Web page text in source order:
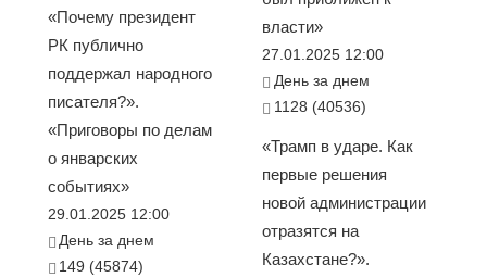
«Почему президент
РК публично
поддержал народного
писателя?».
«Приговоры по делам
о январских
событиях»
29.01.2025 12:00
День за днем
149 (45874)
власти»
27.01.2025 12:00
День за днем
1128 (40536)
«Трамп в ударе. Как
первые решения
новой администрации
отразятся на
Казахстане?».